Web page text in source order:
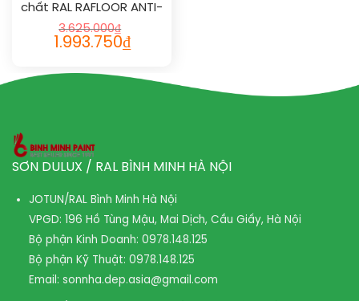
chất RAL RAFLOOR ANTI-
CHEM 1013
3.625.000₫
1.993.750₫
SƠN DULUX / RAL BÌNH MINH HÀ NỘI
JOTUN/RAL Bình Minh Hà Nội
VPGD: 196 Hồ Tùng Mậu, Mai Dịch, Cầu Giấy, Hà Nội
Bộ phận Kinh Doanh: 0978.148.125
Bộ phận Kỹ Thuật: 0978.148.125
Email: sonnha.dep.asia@gmail.com